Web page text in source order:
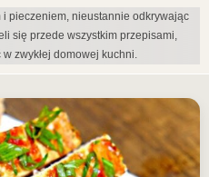
pieczeniem, nieustannie odkrywając
się przede wszystkim przepisami,
zwykłej domowej kuchni.